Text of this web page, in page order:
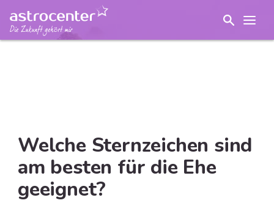
Welche Sternzeichen sind
am besten für die Ehe
geeignet?